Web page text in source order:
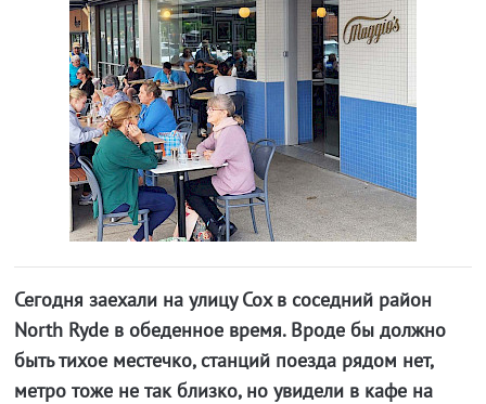
Сегодня заехали на улицу Cox в соседний район
North Ryde в обеденное время. Вроде бы должно
быть тихое местечко, станций поезда рядом нет,
метро тоже не так близко, но увидели в кафе на